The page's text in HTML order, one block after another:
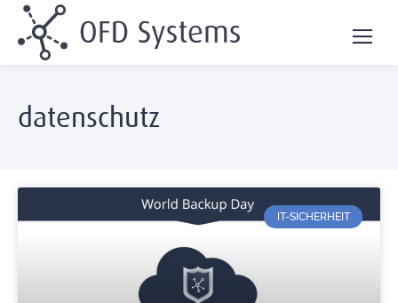
datenschutz
IT-SICHERHEIT